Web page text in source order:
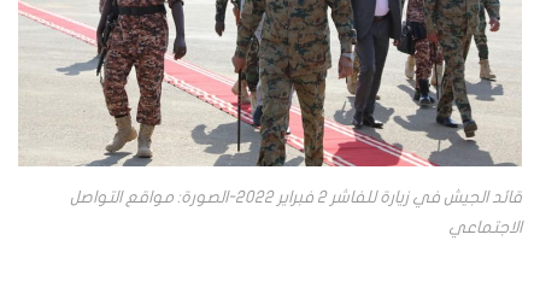
قائد الجيش في زيارة للفاشر 2 فبراير 2022-الصورة: مواقع التواصل
الاجتماعي